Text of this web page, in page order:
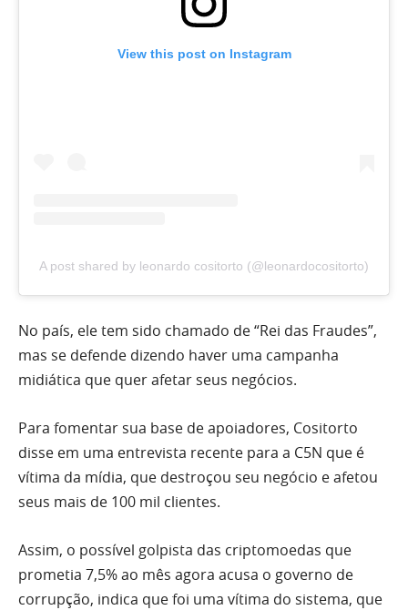
View this post on Instagram
A post shared by leonardo cositorto (@leonardocositorto)
No país, ele tem sido chamado de “Rei das Fraudes”,
mas se defende dizendo haver uma campanha
midiática que quer afetar seus negócios.
Para fomentar sua base de apoiadores, Cositorto
disse em uma entrevista recente para a C5N que é
vítima da mídia, que destroçou seu negócio e afetou
seus mais de 100 mil clientes.
Assim, o possível golpista das criptomoedas que
prometia 7,5% ao mês agora acusa o governo de
corrupção, indica que foi uma vítima do sistema, que